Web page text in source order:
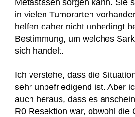
Metastasen sorgen kann. Sie
in vielen Tumorarten
helfen daher nicht unbedingt
Bestimmung, um welches
sich handelt.
Ich verstehe, dass die
sehr unbefriedigend ist. Aber
auch heraus, dass es
R0 Resektion war, obwohl die